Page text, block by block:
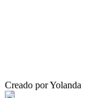
Creado por Yolanda